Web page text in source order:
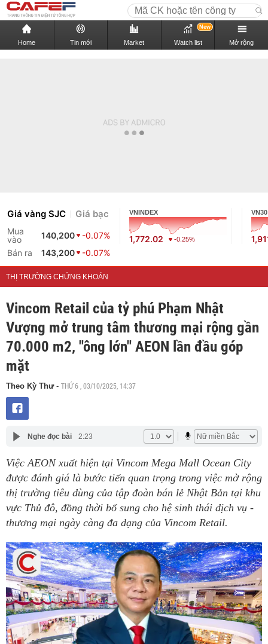
Home Tin mới Market Watch list
New
Mở rộng
Giá vàng SJC Giá bạc
Mua
vào
140,200
-0.07%
Bán ra
143,200 -0.07%
VNINDEX
1,772.02 -0.25%
VN30
THỊ TRƯỜNG CHỨNG KHOÁN
Vincom Retail của tỷ phú Phạm Nhật
Vượng mở trung tâm thương mại rộng gần
70.000 m2, "ông lớn" AEON lần đầu góp
mặt
Theo Kỳ Thư- THỨ 6 , 03/10/2025, 14:37
Nghe đọc bài 2:23
Việc AEON xuất hiện tại Vincom Mega Mall Ocean City
được đánh giá là bước tiến quan trọng trong việc mở rộng
thị trường tiêu dùng của tập đoàn bán lẻ Nhật Bản tại khu
vực Thủ đô, đồng thời bổ sung cho hệ sinh thái dịch vụ -
thương mại ngày càng đa dạng của Vincom Retail.